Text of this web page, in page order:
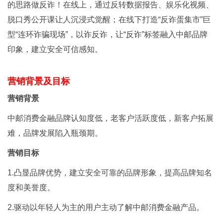
的思路做反诈！在线上，通过反转数据报告、娱乐化视频、
脱口秀公开课让人沉浸式觉醒；在线下打造“反诈蛋集市”巨
型“连环诈骗现场”，以诈反诈，让“反诈”标签融入中邮品牌
印象，建立安全可信感知。
营销背景及目标
营销背景
中邮消费金融品牌认知度低，老客户活跃度低，新客户拓展
难，品牌发展陷入瓶颈期。
营销目标
1.凸显品牌优势，建立安全可靠的品牌形象，提高品牌知名
度和美誉度。
2.驱动以年轻人为主的用户主动了解中邮消费金融产品。